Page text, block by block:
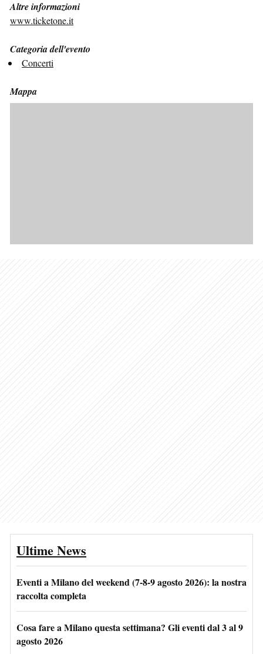
Altre informazioni
www.ticketone.it
Categoria dell'evento
Concerti
Mappa
Ultime News
Eventi a Milano del weekend (7-8-9 agosto 2026): la nostra
raccolta completa
Cosa fare a Milano questa settimana? Gli eventi dal 3 al 9
agosto 2026